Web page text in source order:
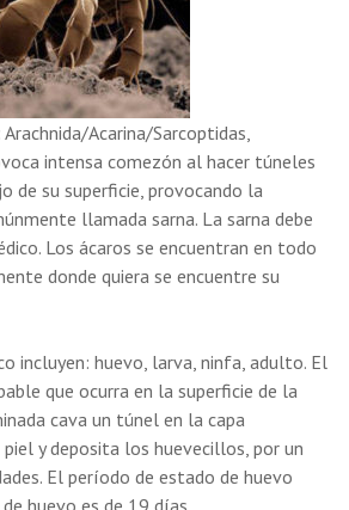
Acarina/Sarcoptidas,
intensa comezón al hacer túneles
de su superficie, provocando la
llamada sarna. La sarna debe
Los ácaros se encuentran en todo
donde quiera se encuentre su
incluyen: huevo, larva, ninfa, adulto. El
que ocurra en la superficie de la
cava un túnel en la capa
y deposita los huevecillos, por un
El período de estado de huevo
huevo es de 19 días